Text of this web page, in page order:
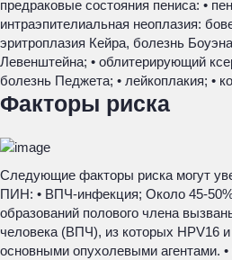
предраковые состояния пениса: •
интраэпителиальная неоплазия:
эритроплазия Кейра, болезнь
Левенштейна; • облитерирующий
болезнь Педжета; • лейкоплакия; •
Факторы риска
Следующие факторы риска могут
ПИН: • ВПЧ-инфекция; Около 45-
образований полового члена
человека (ВПЧ), из которых HPV16
основными опухолевыми агентами.